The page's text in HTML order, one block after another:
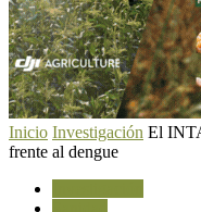
Inicio Investigación El
frente al dengue